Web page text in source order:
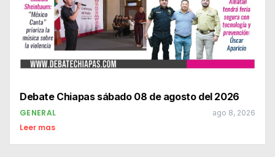
Debate Chiapas sábado 08 de agosto del 2026
GENERAL ago 8, 2026
Leer mas